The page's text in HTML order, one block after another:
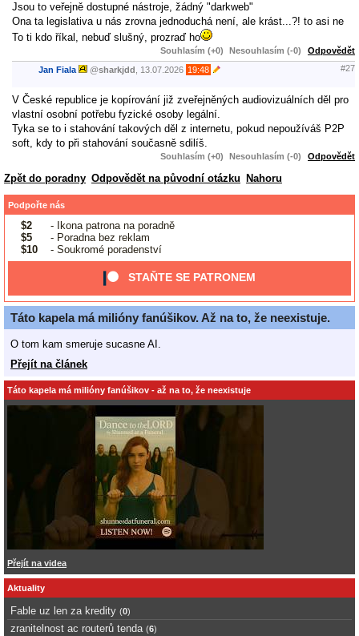
Jsou to veřejně dostupné nástroje, žádný "darkweb"
Ona ta legislativa u nás zrovna jednoduchá není, ale krást...?! to asi ne
To ti kdo říkal, nebuď slušný, prozraď ho
Souhlasím (+0) Nesouhlasím (-0) Odpovědět
Jan Fiala @sharkjdd 13.07.2026 19:48 #27
V České republice je kopírování již zveřejněných audiovizuálních děl pro
vlastní osobní potřebu fyzické osoby legální.
Tyka se to i stahování takových děl z internetu, pokud nepoužíváš P2P
soft, kdy to při stahování současně sdilíš.
Souhlasím (+0) Nesouhlasím (-0) Odpovědět
Zpět do poradny Odpovědět na původní otázku Nahoru
Podpořte nás
$2
- Ikona patrona na poradně
$5
- Poradna bez reklam
$10
- Soukromé poradenství
STAŇTE SE PATRONEM
Táto kapela má milióny fanúšikov. Až na to, že neexistuje.
O tom kam smeruje sucasne AI.
Přejít na článek
Táto kapela má milióny fanúšikov - až na to, že neexistuje
Přejít na videa
Aktuality
Fable uz len za kredity (0)
zranitelnost ac routerů tenda (6)